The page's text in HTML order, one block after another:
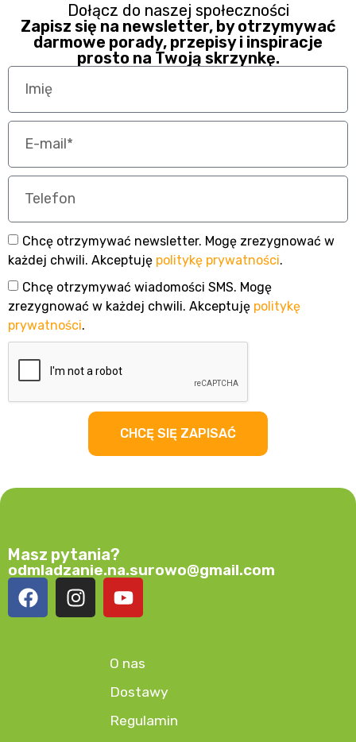
Dołącz do naszej społeczności
Zapisz się na newsletter, by otrzymywać
darmowe porady, przepisy i inspiracje
prosto na Twoją skrzynkę.
Chcę otrzymywać newsletter. Mogę zrezygnować w
każdej chwili. Akceptuję politykę prywatności.
Chcę otrzymywać wiadomości SMS. Mogę
zrezygnować w każdej chwili. Akceptuję politykę
prywatności.
CHCĘ SIĘ ZAPISAĆ
O nas
Dostawy
Regulamin
Masz pytania?
odmladzanie.na.surowo@gmail.com